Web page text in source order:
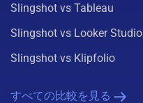
Slingshot vs Tableau
Slingshot vs Looker Studio
Slingshot vs Klipfolio
すべての比較を見る